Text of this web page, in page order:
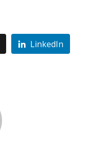
LinkedIn